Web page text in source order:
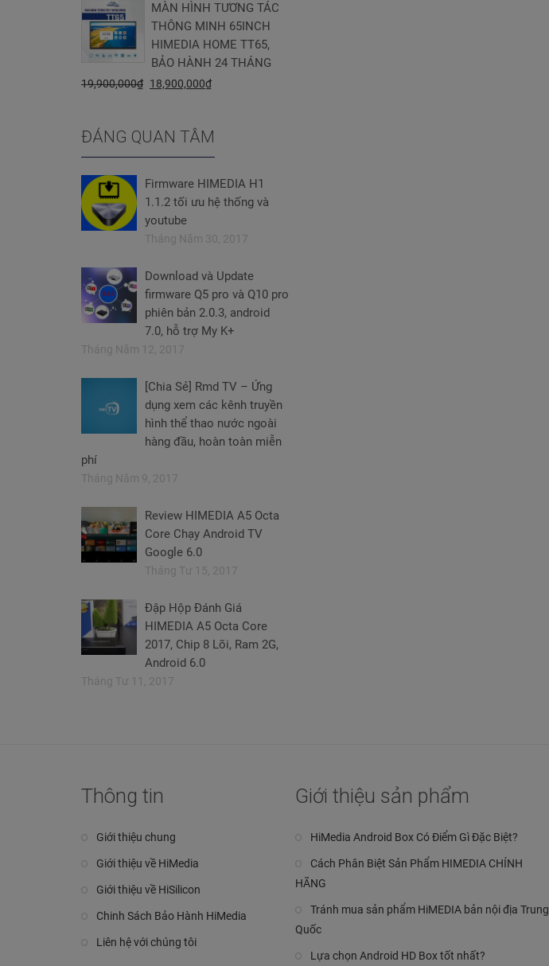
MÀN HÌNH TƯƠNG TÁC
THÔNG MINH 65INCH
HIMEDIA HOME TT65,
BẢO HÀNH 24 THÁNG
19,900,000₫ 18,900,000₫
ĐÁNG QUAN TÂM
Firmware HIMEDIA H1
1.1.2 tối ưu hệ thống và
youtube
Tháng Năm 30, 2017
Download và Update
firmware Q5 pro và Q10 pro
phiên bản 2.0.3, android
7.0, hỗ trợ My K+
Tháng Năm 12, 2017
[Chia Sẻ] Rmd TV – Ứng
dụng xem các kênh truyền
hình thể thao nước ngoài
hàng đầu, hoàn toàn miễn
phí
Tháng Năm 9, 2017
Review HIMEDIA A5 Octa
Core Chạy Android TV
Google 6.0
Tháng Tư 15, 2017
Đập Hộp Đánh Giá
HIMEDIA A5 Octa Core
2017, Chip 8 Lõi, Ram 2G,
Android 6.0
Tháng Tư 11, 2017
Thông tin
Giới thiệu chung
Giới thiệu về HiMedia
Giới thiệu về HiSilicon
Chinh Sách Bảo Hành HiMedia
Liên hệ với chúng tôi
Giới thiệu sản phẩm
HiMedia Android Box Có Điểm Gì Đặc Biệt?
Cách Phân Biệt Sản Phẩm HIMEDIA CHÍNH
HÃNG
Tránh mua sản phẩm HiMEDIA bản nội địa Trung
Quốc
Lựa chọn Android HD Box tốt nhất?